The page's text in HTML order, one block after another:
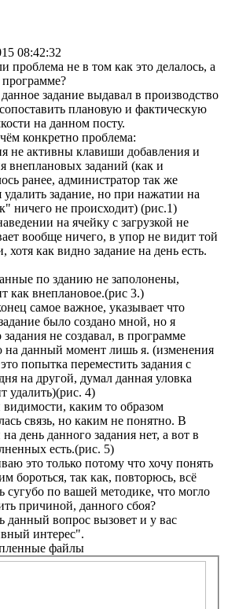
08:42:32
проблема не в том как это делалось, а
задание выдавал в производство
плановую и фактическую
на данном посту.
конкретно проблема:
не активны клавиши добавления и
внеплановых заданий (как и
ранее, администратор так же
удалить задание, но при нажатии на
ничего не происходит) (рис.1)
на ячейку с загрузкой не
вообще ничего, в упор не видит той
хотя как видно задание на день есть.
по зданию не заполонены,
как внеплановое.(рис 3.)
самое важное, указывает что
было создано мной, но я
задания не создавал, в программе
на данный момент лишь я. (изменения
попытка переместить задания с
на другой, думал данная уловка
удалить)(рис. 4)
каким то образом
связь, но каким не понятно. В
на день данного задания нет, а вот в
есть.(рис. 5)
это только потому что хочу понять
бороться, так как, повторюсь, всё
сугубо по вашей методике, что могло
причиной, данного сбоя?
данный вопрос вызовет и у вас
интерес".
файлы